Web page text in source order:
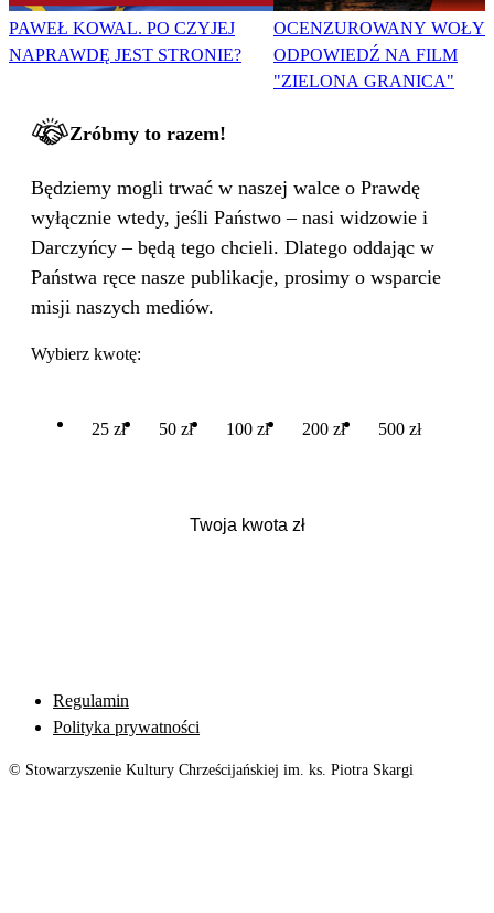
PAWEŁ KOWAL. PO CZYJEJ
NAPRAWDĘ JEST STRONIE?
OCENZUROWANY
ODPOWIEDŹ NA FILM
"ZIELONA GRANICA"
Zróbmy to razem!
Będziemy mogli trwać w naszej walce o Prawdę
wyłącznie wtedy, jeśli Państwo – nasi widzowie i
Darczyńcy – będą tego chcieli. Dlatego oddając w
Państwa ręce nasze publikacje, prosimy o wsparcie
misji naszych mediów.
Wybierz kwotę:
25 zł 50 zł 100 zł 200 zł 500 zł
Regulamin
Polityka prywatności
© Stowarzyszenie Kultury Chrześcijańskiej im. ks. Piotra Skargi